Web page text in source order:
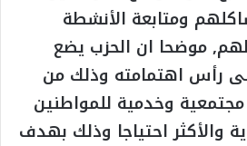
ومتابعة الأنشطة
موضحا ان الحزب يضع
رأس اهتمامته وذلك من
مجتمعية وخدمية للمواطنين
والأكثر احتياجا وذلك بهدف